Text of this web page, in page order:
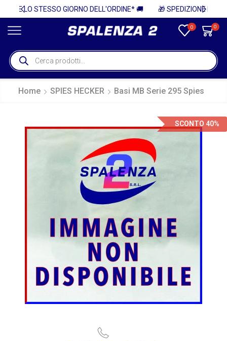
🚚
0 0
Home SPIES HECKER Basi MB Serie 295 Spies
SCONTO 40%